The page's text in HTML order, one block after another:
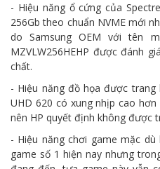
- Hiệu năng ổ cứng của
256Gb theo chuẩn NVME mới
do Samsung OEM với tên
MZVLW256HEHP được đánh
chất.
- Hiệu năng đồ họa được trang
UHD 620 có xung nhịp cao
nên HP quyết định không được
- Hiệu năng chơi game mặc
game số 1 hiện nay nhưng